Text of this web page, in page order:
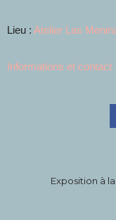
Lieu : Atelier Las
Informations et contact
Exposition à